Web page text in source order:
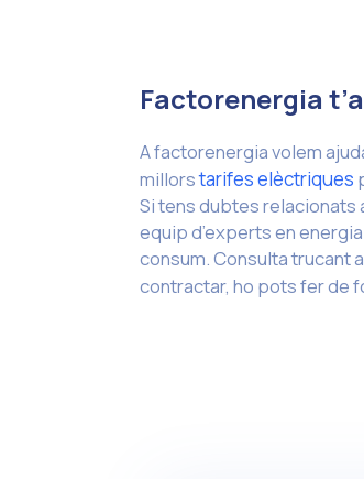
Factorenergia
A factorenergia volem
millorstarifes elèctriques
Si tens dubtes relacionats
equip d’experts en
consum. Consulta trucant
contractar, ho pots fer de